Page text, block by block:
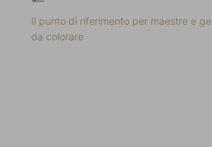
Il punto di riferimento per maestre e
da colorare